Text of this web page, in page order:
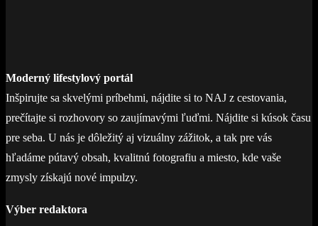
Moderný lifestylový portál
Inšpirujte sa skvelými príbehmi, nájdite si to NAJ z cestovania,
prečítajte si rozhovory so zaujímavými ľuďmi. Nájdite si kúsok času
pre seba. U nás je dôležitý aj vizuálny zážitok, a tak pre vás
hľadáme pútavý obsah, kvalitnú fotografiu a miesto, kde vaše
zmysly získajú nové impulzy.
Výber redaktora